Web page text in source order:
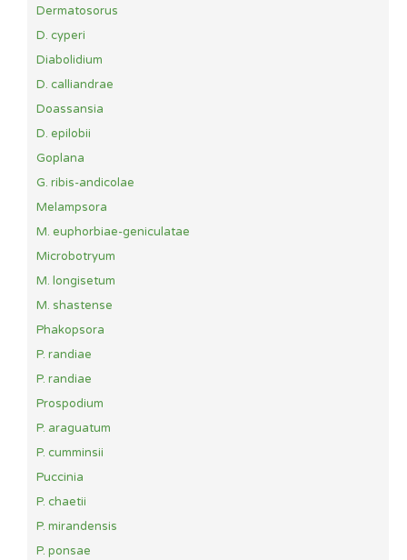
Dermatosorus
D. cyperi
Diabolidium
D. calliandrae
Doassansia
D. epilobii
Goplana
G. ribis-andicolae
Melampsora
M. euphorbiae-geniculatae
Microbotryum
M. longisetum
M. shastense
Phakopsora
P. randiae
P. randiae
Prospodium
P. araguatum
P. cumminsii
Puccinia
P. chaetii
P. mirandensis
P. ponsae